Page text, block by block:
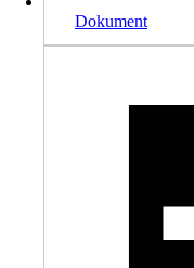
Dokument